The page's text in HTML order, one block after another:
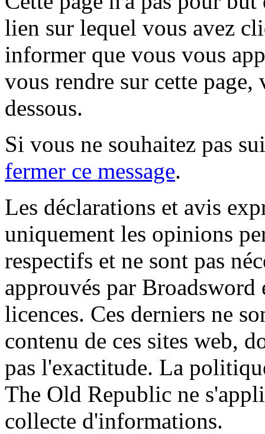
lien sur lequel vous avez
informer que vous vous
vous rendre sur cette
dessous.
Si vous ne souhaitez pas
fermer ce message.
Les déclarations et avis
uniquement les opinions
respectifs et ne sont pas
approuvés par
licences. Ces derniers ne
contenu de ces sites web,
pas l'exactitude. La
The Old Republic ne
collecte d'informations.